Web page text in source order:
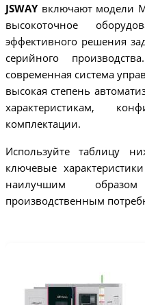
JSWAYвключают модели
высокоточное
эффективного решения
серийного
современная система
высокая степень
характеристикам,
комплектации.
Используйте таблицу
ключевые
наилучшим
производственным